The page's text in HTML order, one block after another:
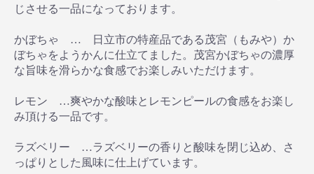
じさせる一品になっております。
かぼちゃ … 日立市の特産品である茂宮（もみや）か
ぼちゃをようかんに仕立てました。茂宮かぼちゃの濃厚
な旨味を滑らかな食感でお楽しみいただけます。
レモン …爽やかな酸味とレモンピールの食感をお楽し
み頂ける一品です。
ラズベリー …ラズベリーの香りと酸味を閉じ込め、さ
っぱりとした風味に仕上げています。